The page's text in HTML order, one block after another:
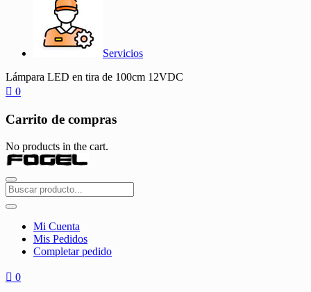
Servicios
Lámpara LED en tira de 100cm 12VDC
0
Carrito de compras
No products in the cart.
Mi Cuenta
Mis Pedidos
Completar pedido
0